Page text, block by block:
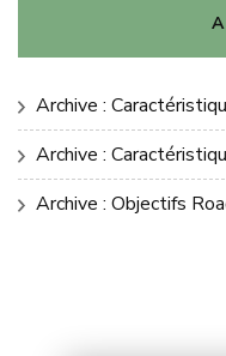
Archive :
Archive :
Archive : Objectifs